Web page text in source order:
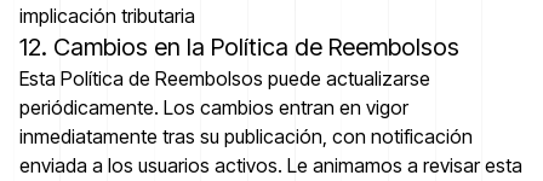
implicación tributaria
12. Cambios en la Política de Reembolsos
Esta Política de Reembolsos puede actualizarse
periódicamente. Los cambios entran en vigor
inmediatamente tras su publicación, con notificación
enviada a los usuarios activos. Le animamos a revisar esta